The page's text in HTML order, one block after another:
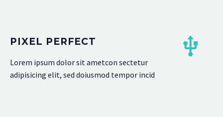
PIXEL PERFECT
Lorem ipsum dolor sit ametcon sectetur
adipisicing elit, sed doiusmod tempor incid